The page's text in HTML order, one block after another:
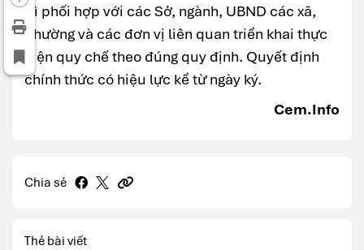
trì phối hợp với các Sở, ngành, UBND các xã,
phường và các đơn vị liên quan triển khai thực
hiện quy chế theo đúng quy định. Quyết định
chính thức có hiệu lực kể từ ngày ký.
Cem.Info
Chia sẻ
Thẻ bài viết